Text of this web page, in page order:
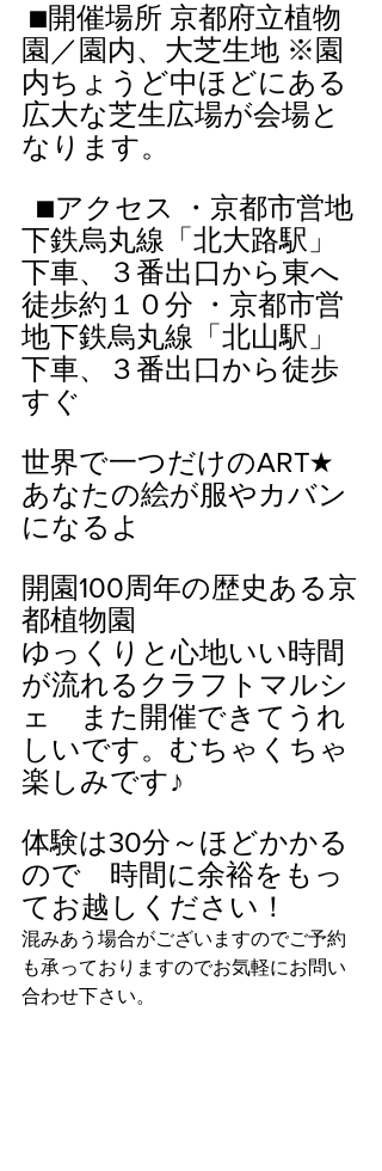
■開催場所 京都府立植物
園／園内、大芝生地 ※園
内ちょうど中ほどにある
広大な芝生広場が会場と
なります。
下鉄烏丸線「北大路駅」
下車、３番出口から東へ
徒歩約１０分 ・京都市営
地下鉄烏丸線「北山駅」
下車、３番出口から徒歩
すぐ
世界で一つだけのART★
あなたの絵が服やカバン
になるよ
開園100周年の歴史ある京
都植物園
ゆっくりと心地いい時間
が流れるクラフトマルシ
ェ　また開催できてうれ
しいです。むちゃくちゃ
楽しみです♪
体験は30分～ほどかかる
ので　時間に余裕をもっ
てお越しください！
混みあう場合がございますのでご予約
も承っておりますのでお気軽にお問い
合わせ下さい。